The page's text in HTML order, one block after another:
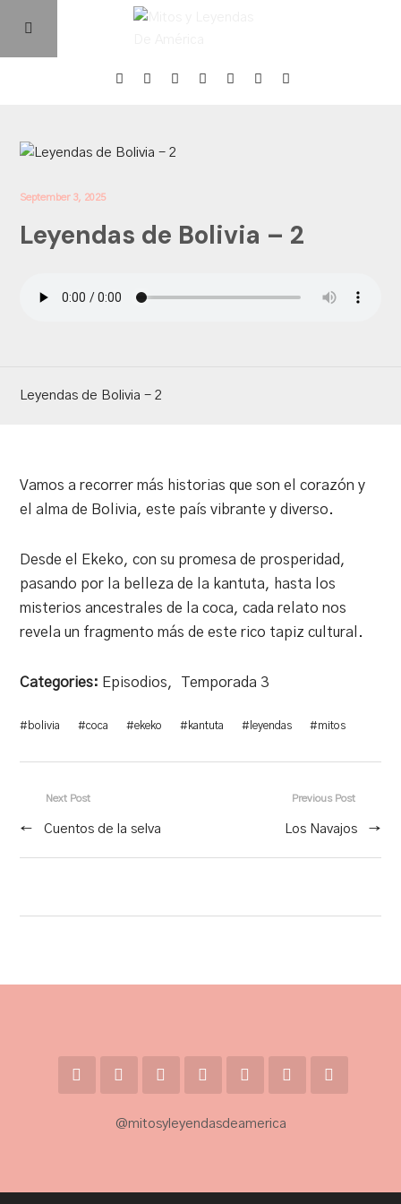
Quienes Somos
Contacto
September 3, 2025
Leyendas de Bolivia – 2
Leyendas de Bolivia - 2
Vamos a recorrer más historias que son el corazón y
el alma de Bolivia, este país vibrante y diverso.
Desde el Ekeko, con su promesa de prosperidad,
pasando por la belleza de la kantuta, hasta los
misterios ancestrales de la coca, cada relato nos
revela un fragmento más de este rico tapiz cultural.
Categories: Episodios, Temporada 3
#bolivia #coca #ekeko #kantuta # leyendas #mitos
Previous Post
Los Navajos →
Next Post
← Cuentos de la selva
@mitosyleyendasdeamerica